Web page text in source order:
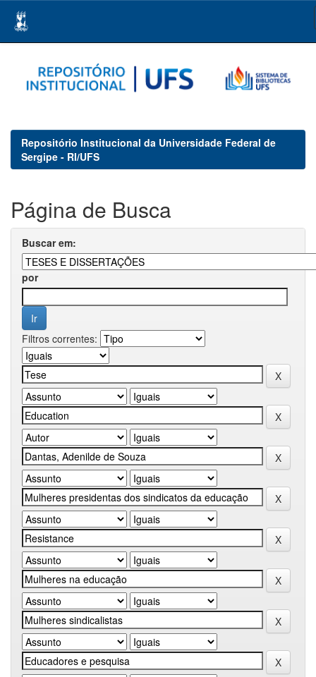
navigation
Repositório Institucional da Universidade Federal de
Sergipe - RI/UFS
Página de Busca
Buscar em:
por
Filtros correntes: